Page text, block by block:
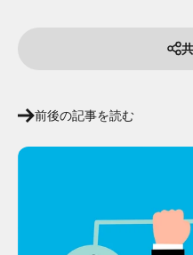
前後の記事を読む